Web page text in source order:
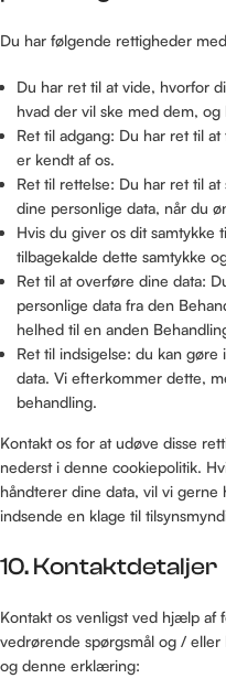
Du har følgende rettigheder
Du har ret til at vide, hvorfor
hvad der vil ske med dem,
Ret til adgang: Du har ret til
er kendt af os.
Ret til rettelse: Du har ret til
dine personlige data, når du
Hvis du giver os dit samtykke
tilbagekalde dette samtykke
Ret til at overføre dine data:
personlige data fra den
helhed til en anden
Ret til indsigelse: du kan
data. Vi efterkommer dette,
behandling.
Kontakt os for at udøve disse
nederst i denne cookiepolitik.
håndterer dine data, vil vi
indsende en klage til
10. Kontaktdetaljer
Kontakt os venligst ved hjælp af
vedrørende spørgsmål og /
og denne erklæring: